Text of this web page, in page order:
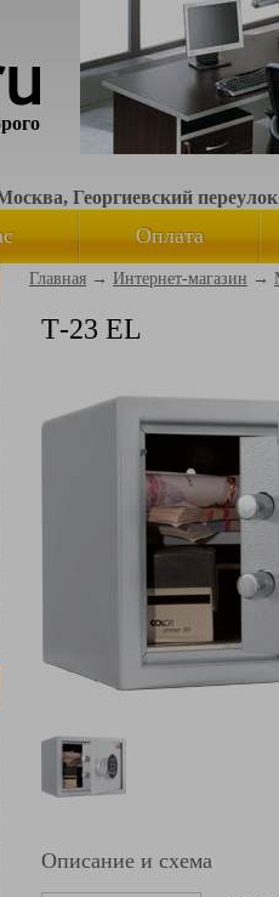
Георгиевский
Оплата
Главная → Интернет-магазин →
Т-23 EL
Описание и схема